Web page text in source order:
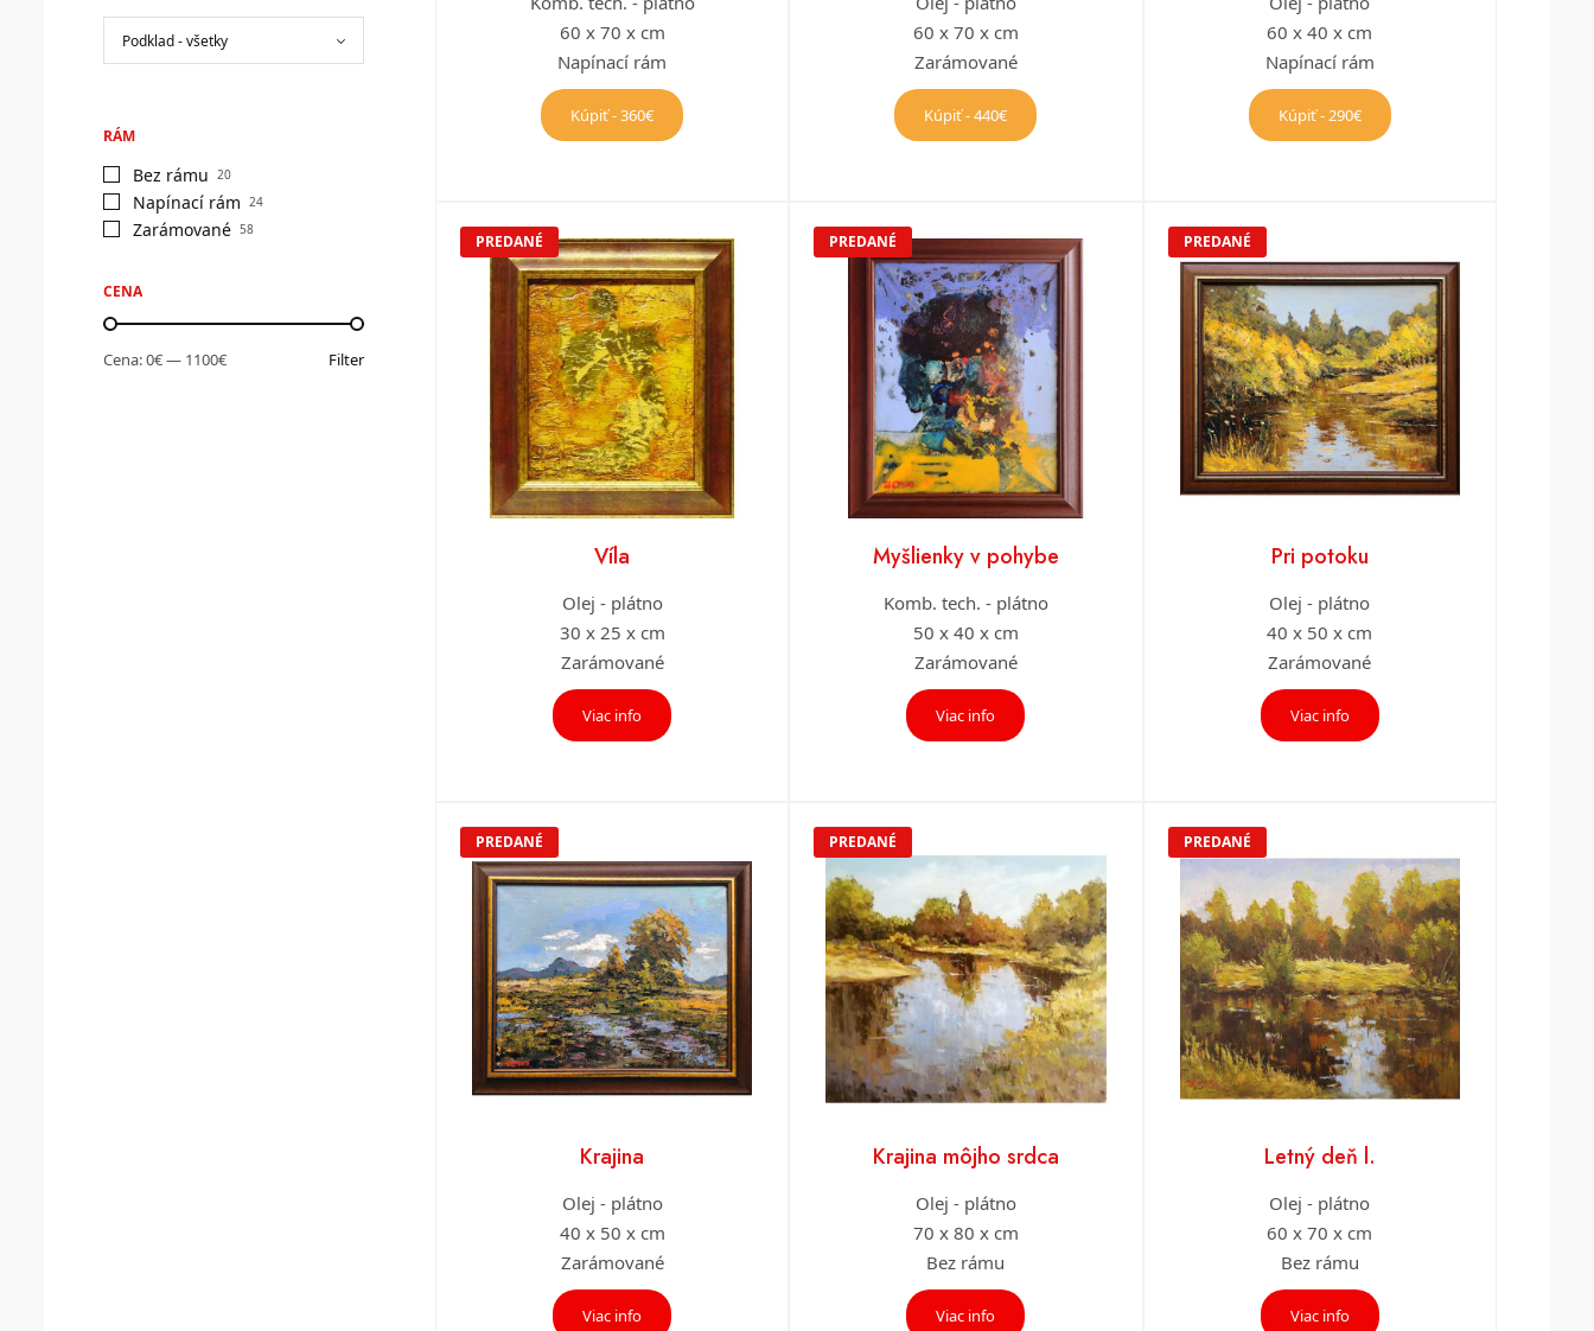
RÁM
Bez rámu 20
Napínací rám 24
Zarámované 58
CENA
Filter
Cena:0€— 1100€
60 x 70 x cm
Napínací rám
Kúpiť - 360€
60 x 70 x cm
Zarámované
Kúpiť - 440€
60 x 40 x cm
Napínací rám
Kúpiť - 290€
PREDANÉ
Víla
Olej - plátno
30 x 25 x cm
Zarámované
Viac info
PREDANÉ
Myšlienky v pohybe
Komb. tech. - plátno
50 x 40 x cm
Zarámované
Viac info
PREDANÉ
Pri potoku
Olej - plátno
40 x 50 x cm
Zarámované
Viac info
PREDANÉ
Krajina
Olej - plátno
40 x 50 x cm
Zarámované
Viac info
PREDANÉ
Krajina môjho srdca
Olej - plátno
70 x 80 x cm
Bez rámu
Viac info
PREDANÉ
Letný deň l.
Olej - plátno
60 x 70 x cm
Bez rámu
Viac info